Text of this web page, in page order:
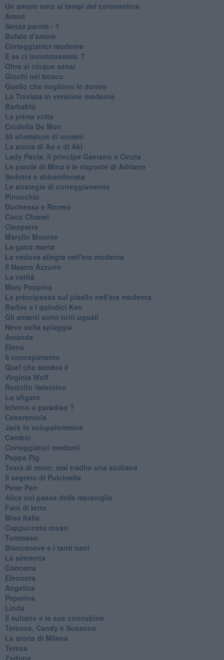
Un amore nato ai tempi del coronavirus
Amori
Senza parole - 1
Bufale d'amore
Corteggiatrici moderne
E se ci incontrassimo ?
Oltre ai cinque sensi
Giochi nel bosco
Quello che vogliono le donne
La Traviata in versione moderna
Barbablù
La prima volta
Crudelia De Mon
50 sfumature di uomini
La storia di Ao e di Aki
Lady Paola, il principe Gaetano e Cinzia
Le parole di Mina e le risposte di Adriano
Sedotta e abbandonata
Le strategie di corteggiamento
Pinocchio
Duchessa e Romeo
Coco Chanel
Cleopatra
Marylin Monroe
La gatta morta
La vedova allegra nell'era moderna
​Il Nastro Azzurro
La verità
Mary Poppins
La principessa sul pisello nell'era moderna
Barbie e i quindici Ken
Gli amanti sono tutti uguali
Neve sulla spiaggia
Amanda
Elena
Il concepimento
Quel che sembra è
Virginia Wolf
Rodolfo Valentino
Lo sfigato
Inferno o paradiso ?
Cenerentola
Jack lo sciupafemmine
Cambio
Corteggiatori moderni
Peppa Pig
Testa di moro: mai tradire una siciliana
Il segreto di Pulcinella
Peter Pan
Alice nel paese delle meraviglie
Fatti di letto
Miss Italia
Cappucceto rosso
Tommaso
Biancaneve e i tanti nani
La sirenetta
Concetta
Eleonora
Angelica
Peperina
Linda
Il sultano e le sue concubine
Terence, Candy e Susanna
La storia di Milena
Teresa
Zerbina